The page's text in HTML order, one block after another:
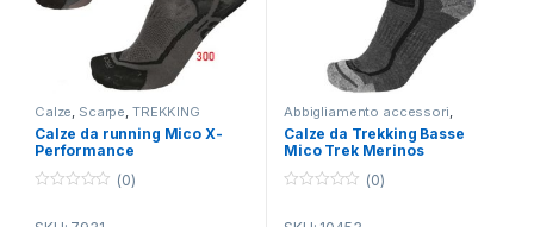
Calze, Scarpe, TREKKING
Calze da running Mico X-
Performance
(0)
Abbigliamento accessori,
TREKKING
Calze da Trekking Basse
Mico Trek Merinos
(0)